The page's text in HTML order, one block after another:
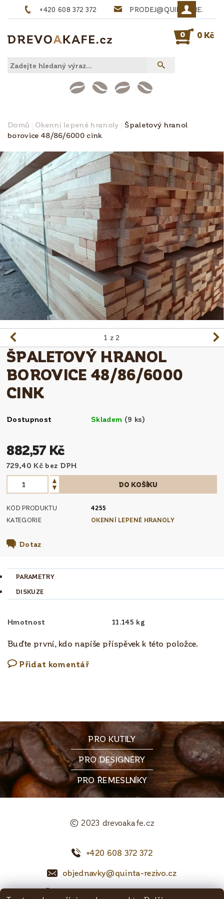
+420 608 372 372 PRODEJ@QUINTA-
0 0 Kč
Domů Okenní lepené hranoly
Špaletový hranol
borovice 48/86/6000 cink
1 z 2
ŠPALETOVÝ HRANOL
BOROVICE 48/86/6000
CINK
Dostupnost Skladem (9 ks)
882,57 Kč
729,40 Kč bez DPH
KÓD PRODUKTU
4255
KATEGORIE
OKENNÍ LEPENÉ HRANOLY
Dotaz
PARAMETRY
DISKUZE
Hmotnost 11.145 kg
Buďte první, kdo napíše příspěvek k této položce.
Přidat komentář
PRO KUTILY
PRO DESIGNÉRY
PRO ŘEMESLNÍKY
© 2023 drevoakafe.cz
+420 608 372 372
objednavky@quinta-rezivo.cz